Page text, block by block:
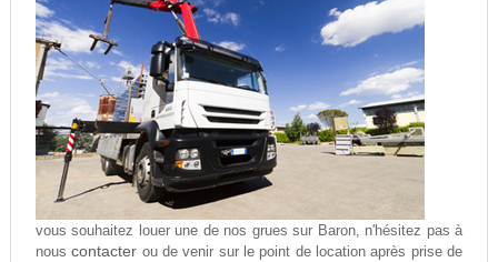
vous souhaitez louer une de nos grues sur Baron, n'hésitez pas à
nouscontacter ou de venir sur le point de location après prise de